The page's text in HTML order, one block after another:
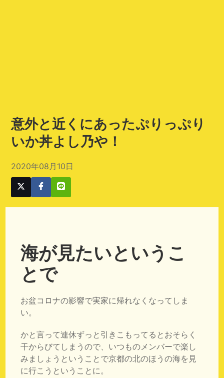
意外と近くにあったぷりっぷり
いか丼よし乃や！
2020年08月10日
海が見たいというこ
とで
お盆コロナの影響で実家に帰れなくなってしま
い。
かと言って連休ずっと引きこもってるとおそらく
干からびてしまうので、いつものメンバーで楽し
みましょうということで京都の北のほうの海を見
に行こうということに。